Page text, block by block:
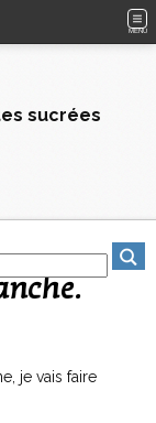
MENU
sucrées
je vais faire